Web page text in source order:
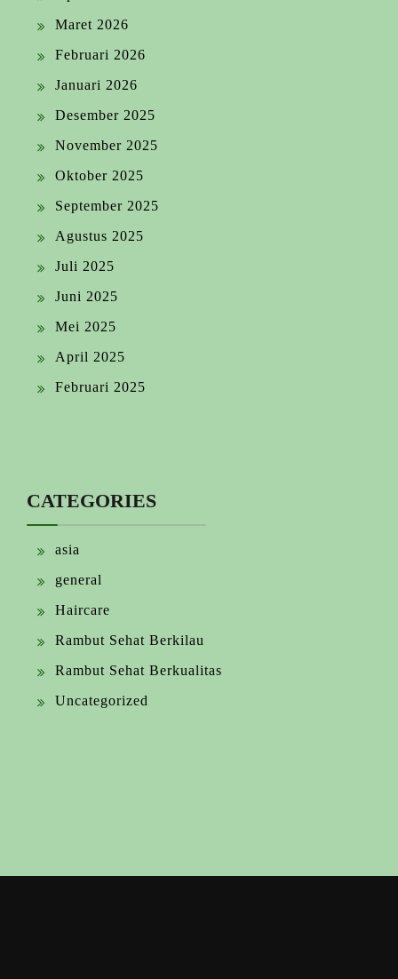
Maret 2026
Februari 2026
Januari 2026
Desember 2025
November 2025
Oktober 2025
September 2025
Agustus 2025
Juli 2025
Juni 2025
Mei 2025
April 2025
Februari 2025
CATEGORIES
asia
general
Haircare
Rambut Sehat Berkilau
Rambut Sehat Berkualitas
Uncategorized